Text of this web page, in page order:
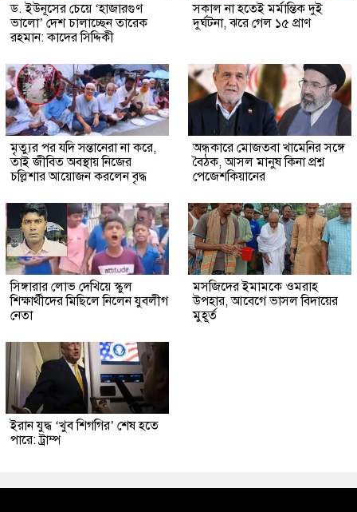
ড. ইউনূসের চেয়ে ‘হাজারগুণ
ভালো’ দেশ চালাচ্ছেন তারেক
রহমান: কাদের সিদ্দিকী
সকাল না হতেই মর্মান্তিক দুই
দুর্ঘটনা, ঝরে গেল ১৫ প্রাণ
মৃত্যুর পর যদি সন্তানেরা না করে,
তাই জীবিত অবস্থায় নিজের
চল্লিশার আয়োজন করলেন বৃদ্ধ
অন্ধকারে মোজতবা খামেনির সঙ্গে
বৈঠক, আসল মানুষ কিনা প্রশ্ন
পেজেশকিয়ানের
সিঙ্গারার লোভ দেখিয়ে স্কুল
শিক্ষার্থীদের মিছিলে নিলেন যুবলীগ
নেতা
মসজিদের ইমামকে ওমরাহ
উপহার, আবেগে ভাসল বিদায়ের
মুহূর্ত
ইরান যুদ্ধ ‘খুব শিগগির’ শেষ হতে
পারে: ট্রাম্প